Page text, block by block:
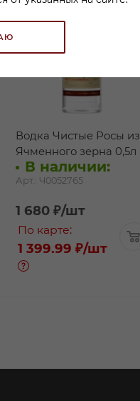
Водка Чистые Росы из
Ячменного зерна 0,5л
В наличии:
Арт.: Ч0052765
1 680 ₽/шт
По карте:
1 399.99 ₽/шт